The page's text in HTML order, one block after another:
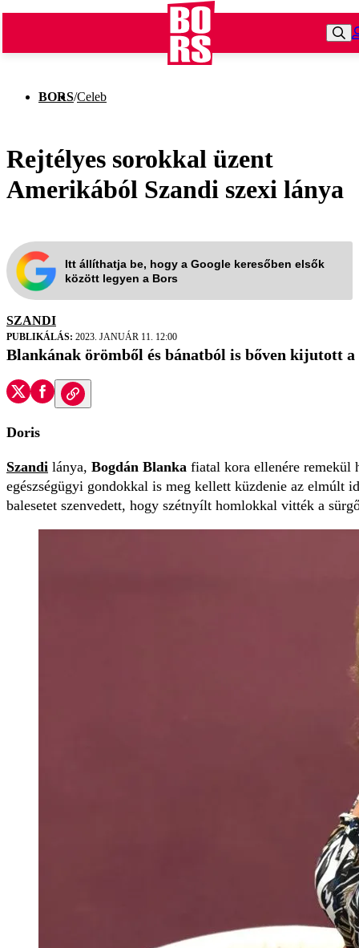
BORS/Celeb
Rejtélyes sorokkal üzent
Amerikából Szandi szexi lánya
Itt állíthatja be, hogy a Google keresőben elsők
között legyen a Bors
SZANDI
PUBLIKÁLÁS: 2023. JANUÁR 11. 12:00
Blankának örömből és bánatból is bőven kijutott
Doris
Szandi lánya, Bogdán Blanka fiatal kora ellenére
egészségügyi gondokkal is meg kellett küzdenie az elmúlt
balesetet szenvedett, hogy szétnyílt homlokkal vitték a